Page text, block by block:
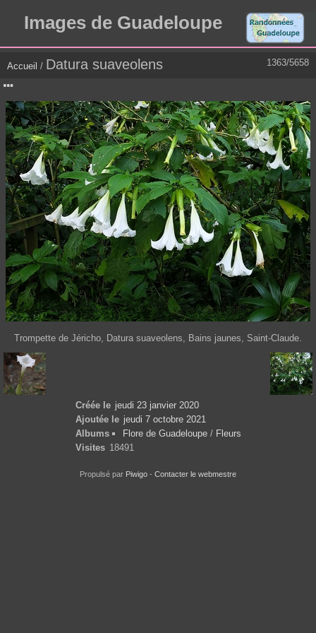
Images de Guadeloupe
1363/5658
Accueil / Datura suaveolens
Trompette de Jéricho, Datura suaveolens, Bains jaunes, Saint-Claude.
Créée le jeudi 23 janvier 2020
Ajoutée le jeudi 7 octobre 2021
Albums
Flore de Guadeloupe / Fleurs
Visites 18491
Propulsé par Piwigo - Contacter le webmestre